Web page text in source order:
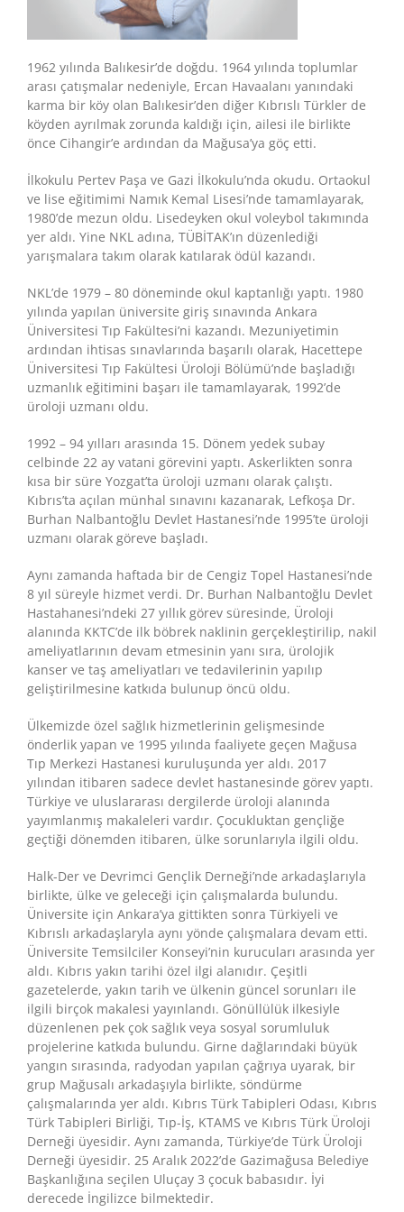
1962 yılında Balıkesir’de doğdu. 1964 yılında toplumlar
arası çatışmalar nedeniyle, Ercan Havaalanı yanındaki
karma bir köy olan Balıkesir’den diğer Kıbrıslı Türkler de
köyden ayrılmak zorunda kaldığı için, ailesi ile birlikte
önce Cihangir’e ardından da Mağusa’ya göç etti.
İlkokulu Pertev Paşa ve Gazi İlkokulu’nda okudu. Ortaokul
ve lise eğitimimi Namık Kemal Lisesi’nde tamamlayarak,
1980’de mezun oldu. Lisedeyken okul voleybol takımında
yer aldı. Yine NKL adına, TÜBİTAK’ın düzenlediği
yarışmalara takım olarak katılarak ödül kazandı.
NKL’de 1979 – 80 döneminde okul kaptanlığı yaptı. 1980
yılında yapılan üniversite giriş sınavında Ankara
Üniversitesi Tıp Fakültesi’ni kazandı. Mezuniyetimin
ardından ihtisas sınavlarında başarılı olarak, Hacettepe
Üniversitesi Tıp Fakültesi Üroloji Bölümü’nde başladığı
uzmanlık eğitimini başarı ile tamamlayarak, 1992’de
üroloji uzmanı oldu.
1992 – 94 yılları arasında 15. Dönem yedek subay
celbinde 22 ay vatani görevini yaptı. Askerlikten sonra
kısa bir süre Yozgat’ta üroloji uzmanı olarak çalıştı.
Kıbrıs’ta açılan münhal sınavını kazanarak, Lefkoşa Dr.
Burhan Nalbantoğlu Devlet Hastanesi’nde 1995’te üroloji
uzmanı olarak göreve başladı.
Aynı zamanda haftada bir de Cengiz Topel Hastanesi’nde
8 yıl süreyle hizmet verdi. Dr. Burhan Nalbantoğlu Devlet
Hastahanesi’ndeki 27 yıllık görev süresinde, Üroloji
alanında KKTC’de ilk böbrek naklinin gerçekleştirilip, nakil
ameliyatlarının devam etmesinin yanı sıra, ürolojik
kanser ve taş ameliyatları ve tedavilerinin yapılıp
geliştirilmesine katkıda bulunup öncü oldu.
Ülkemizde özel sağlık hizmetlerinin gelişmesinde
önderlik yapan ve 1995 yılında faaliyete geçen Mağusa
Tıp Merkezi Hastanesi kuruluşunda yer aldı. 2017
yılından itibaren sadece devlet hastanesinde görev yaptı.
Türkiye ve uluslararası dergilerde üroloji alanında
yayımlanmış makaleleri vardır. Çocukluktan gençliğe
geçtiği dönemden itibaren, ülke sorunlarıyla ilgili oldu.
Halk-Der ve Devrimci Gençlik Derneği’nde arkadaşlarıyla
birlikte, ülke ve geleceği için çalışmalarda bulundu.
Üniversite için Ankara’ya gittikten sonra Türkiyeli ve
Kıbrıslı arkadaşlaryla aynı yönde çalışmalara devam etti.
Üniversite Temsilciler Konseyi’nin kurucuları arasında yer
aldı. Kıbrıs yakın tarihi özel ilgi alanıdır. Çeşitli
gazetelerde, yakın tarih ve ülkenin güncel sorunları ile
ilgili birçok makalesi yayınlandı. Gönüllülük ilkesiyle
düzenlenen pek çok sağlık veya sosyal sorumluluk
projelerine katkıda bulundu. Girne dağlarındaki büyük
yangın sırasında, radyodan yapılan çağrıya uyarak, bir
grup Mağusalı arkadaşıyla birlikte, söndürme
çalışmalarında yer aldı. Kıbrıs Türk Tabipleri Odası, Kıbrıs
Türk Tabipleri Birliği, Tıp-İş, KTAMS ve Kıbrıs Türk Üroloji
Derneği üyesidir. Aynı zamanda, Türkiye’de Türk Üroloji
Derneği üyesidir. 25 Aralık 2022’de Gazimağusa Belediye
Başkanlığına seçilen Uluçay 3 çocuk babasıdır. İyi
derecede İngilizce bilmektedir.